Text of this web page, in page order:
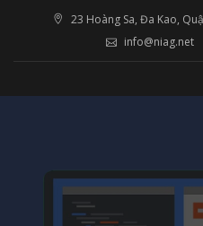
23 Hoàng Sa, Đa Kao,
info@niag.net